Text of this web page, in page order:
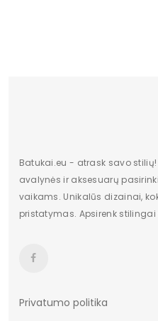
Batukai.eu - atrask savo
avalynės ir aksesuarų
vaikams. Unikalūs dizainai,
pristatymas. Apsirenk stilingai
Privatumo politika